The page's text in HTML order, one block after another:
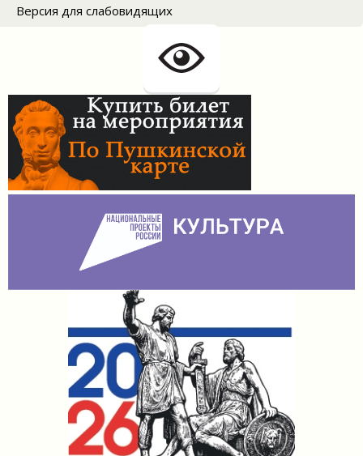
Версия для слабовидящих